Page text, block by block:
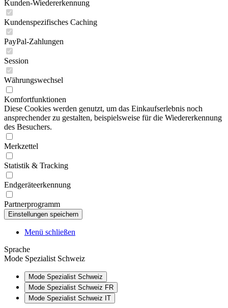
Kunden-Wiedererkennung
Kundenspezifisches Caching
PayPal-Zahlungen
Session
Währungswechsel
Komfortfunktionen
Diese Cookies werden genutzt, um das Einkaufserlebnis noch
ansprechender zu gestalten, beispielsweise für die Wiedererkennung
des Besuchers.
Merkzettel
Statistik & Tracking
Endgeräteerkennung
Partnerprogramm
Menü schließen
Sprache
Mode Spezialist Schweiz
Mode Spezialist Schweiz
Mode Spezialist Schweiz FR
Mode Spezialist Schweiz IT